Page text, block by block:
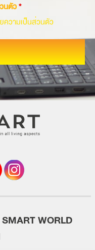
นตัว*
ความเป็นส่วนตัว
WORLD